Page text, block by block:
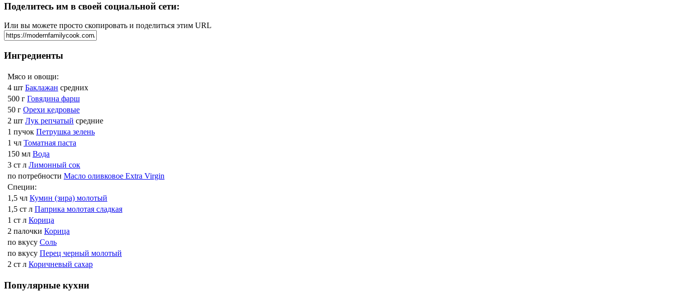
Поделитесь им в своей социальной сети:
Или вы можете просто скопировать и поделиться этим URL
Ингредиенты
Мясо и овощи:
4 шт Баклажан средних
500 г Говядина фарш
50 г Орехи кедровые
2 шт Лук репчатый средние
1 пучок Петрушка зелень
1 чл Томатная паста
150 мл Вода
3 ст л Лимонный сок
по потребности Масло оливковое Extra Virgin
Специи:
1,5 чл Кумин (зира) молотый
1,5 ст л Паприка молотая сладкая
1 ст л Корица
2 палочки Корица
по вкусу Соль
по вкусу Перец черный молотый
2 ст л Коричневый сахар
Популярные кухни